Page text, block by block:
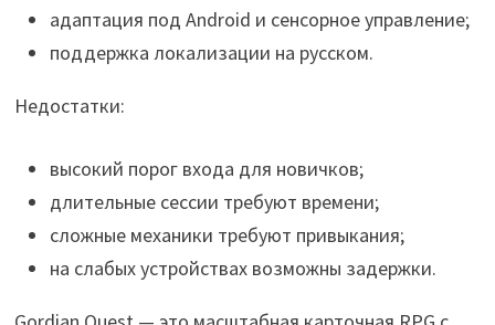
адаптация под Android и сенсорное управление;
поддержка локализации на русском.
Недостатки:
высокий порог входа для новичков;
длительные сессии требуют времени;
сложные механики требуют привыкания;
на слабых устройствах возможны задержки.